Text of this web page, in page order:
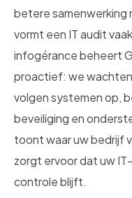
betere samenwerking
vormt een IT audit
infogérance beheert
proactief: we
volgen systemen op,
beveiliging en
toont waar uw bedrijf
zorgt ervoor dat uw
controle blijft.